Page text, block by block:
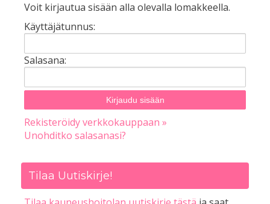
Voit kirjautua sisään alla olevalla lomakkeella.
Käyttäjätunnus:
Salasana:
Rekisteröidy verkkokauppaan »
Unohditko salasanasi?
Tilaa Uutiskirje!